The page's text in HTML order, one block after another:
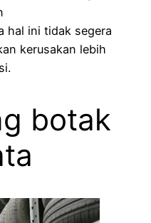
hal ini tidak segera
kerusakan lebih
botak